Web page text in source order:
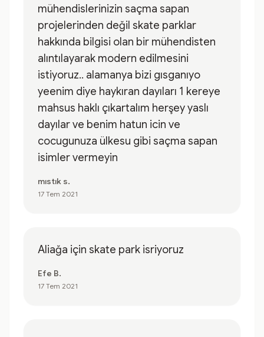
mühendislerinizin saçma sapan
projelerinden değil skate parklar
hakkında bilgisi olan bir mühendisten
alıntılayarak modern edilmesini
istiyoruz.. alamanya bizi gısganıyo
yeenim diye haykıran dayıları 1 kereye
mahsus haklı çıkartalım herşey yaslı
dayılar ve benim hatun icin ve
cocugunuza ülkesu gibi saçma sapan
isimler vermeyin
mıstık s.
17 Tem 2021
Aliağa için skate park isriyoruz
Efe B.
17 Tem 2021